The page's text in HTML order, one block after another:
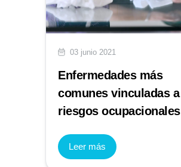
03 junio 2021
Enfermedades más
comunes vinculadas a
riesgos ocupacionales
Leer más